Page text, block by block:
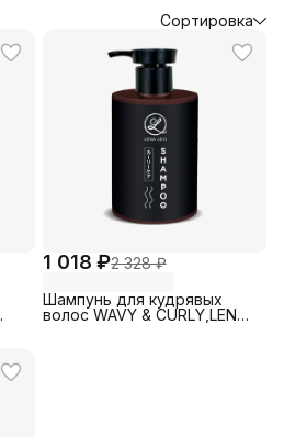
Сортировка
1 018 ₽2 328 ₽
Шампунь для кудрявых
волос WAVY & CURLY,LENA